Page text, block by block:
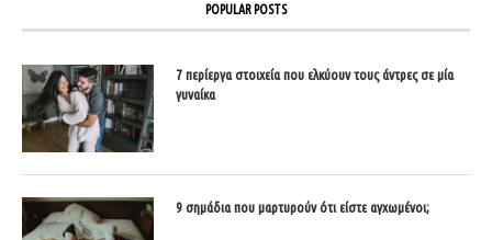
POPULAR POSTS
7 περίεργα στοιχεία που ελκύουν τους άντρες σε μία
γυναίκα
9 σημάδια που μαρτυρούν ότι είστε αγχωμένοι;